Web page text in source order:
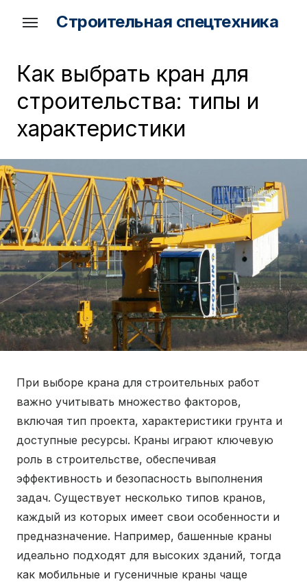
content
Строительная спецтехника
Как выбрать кран для
строительства: типы и
характеристики
При выборе крана для строительных работ
важно учитывать множество факторов,
включая тип проекта, характеристики грунта и
доступные ресурсы. Краны играют ключевую
роль в строительстве, обеспечивая
эффективность и безопасность выполнения
задач. Существует несколько типов кранов,
каждый из которых имеет свои особенности и
предназначение. Например, башенные краны
идеально подходят для высоких зданий, тогда
как мобильные и гусеничные краны чаще